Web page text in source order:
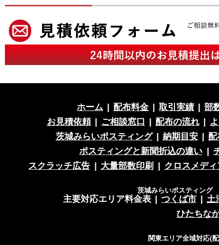
ホーム 配布料金 取引実績
部
お見積依頼
ご相談窓口 配布の流れ
茨城みらいポスティング
納期目安
ポスティングと新聞折込の違い
スクラッチ広告
大量部数印刷 クロスメディ
茨城みらいポスティング
主要対応エリア料金表 つくば市
土
ひたちな
関東エリア全域対応(